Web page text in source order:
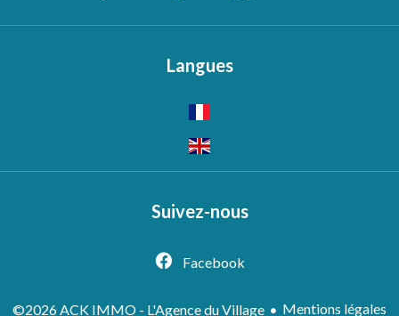
Langues
Suivez-nous
Facebook
©2026 ACK IMMO - L'Agence du Village Mentions légales